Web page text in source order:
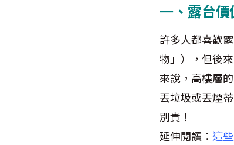
一、露台價
許多人都喜歡
物」），但後
來說，高樓層
丟垃圾或丟煙
別貴！
延伸閱讀： 這